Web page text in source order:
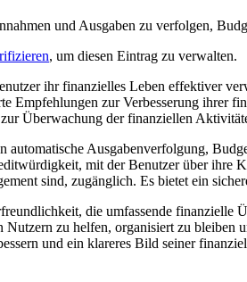
und Ausgaben zu verfolgen,
, um diesen Eintrag zu verwalten.
ihr finanzielles Leben effektiver
Empfehlungen zur Verbesserung ihrer
Überwachung der finanziellen
automatische Ausgabenverfolgung,
mit der Benutzer über
sind, zugänglich. Es bietet ein
die umfassende finanzielle
zu helfen, organisiert zu
und ein klareres Bild seiner